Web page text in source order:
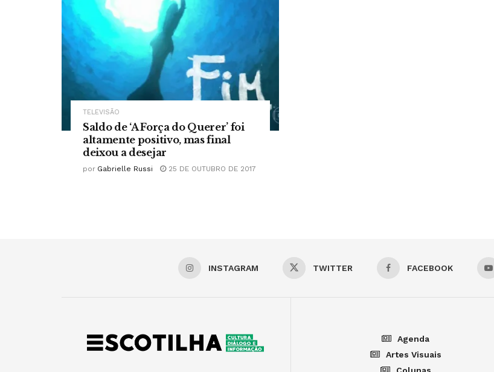
TELEVISÃO
Saldo de ‘A Força do Querer’ foi
altamente positivo, mas final
deixou a desejar
por Gabrielle Russi 25 DE OUTUBRO DE 2017
INSTAGRAM TWITTER FACEBOOK
Agenda
Artes Visuais
Colunas